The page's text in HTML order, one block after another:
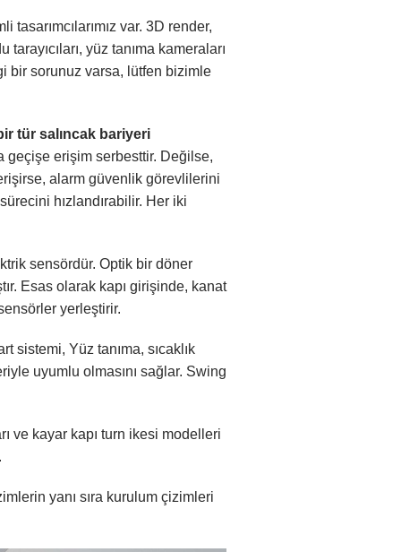
var. 3D render,
yüz tanıma kameraları
bir sorunuz varsa, lütfen bizimle
tür salıncak bariyeri
geçişe erişim serbesttir. Değilse,
alarm güvenlik görevlilerini
hızlandırabilir. Her iki
sensördür. Optik bir döner
Esas olarak kapı girişinde, kanat
yerleştirir.
sistemi, Yüz tanıma, sıcaklık
uyumlu olmasını sağlar. Swing
ve kayar kapı turn ikesi modelleri
yanı sıra kurulum çizimleri